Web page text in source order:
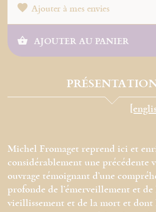
Ajouter à mes envies
AJOUTER AU PANIER
Michel Fromaget reprend ici et
considérablement une précédente
ouvrage témoignant d’une
profonde de l’émerveillement et de
vieillissement et de la mort et